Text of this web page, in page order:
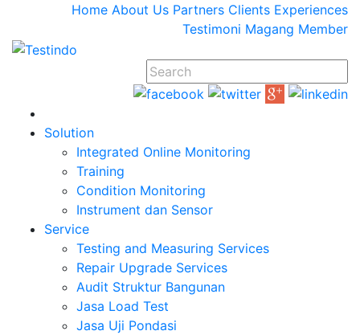
Home About Us Partners Clients Experiences
Testimoni Magang Member
Solution
Integrated Online Monitoring
Training
Condition Monitoring
Instrument dan Sensor
Service
Testing and Measuring Services
Repair Upgrade Services
Audit Struktur Bangunan
Jasa Load Test
Jasa Uji Pondasi